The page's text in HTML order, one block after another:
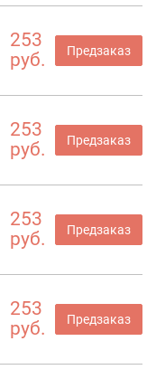
253
руб.
Предзаказ
253
руб.
Предзаказ
253
руб.
Предзаказ
253
руб.
Предзаказ